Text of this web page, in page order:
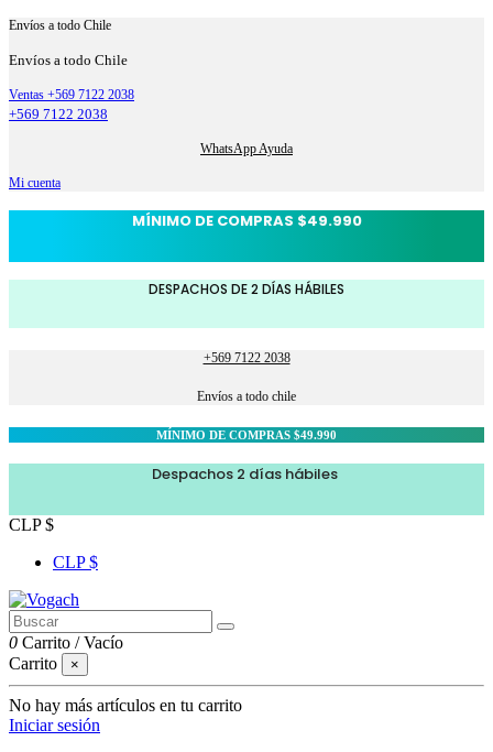
Envíos a todo Chile
Envíos a todo Chile
Ventas +569 7122 2038
+569 7122 2038
WhatsApp Ayuda
Mi cuenta
MÍNIMO DE COMPRAS $49.990
DESPACHOS DE 2 DÍAS HÁBILES
+569 7122 2038
Envíos a todo chile
MÍNIMO DE COMPRAS $49.990
Despachos 2 días hábiles
CLP $
CLP $
0 Carrito /Vacío
Carrito
×
No hay más artículos en tu carrito
Iniciar sesión